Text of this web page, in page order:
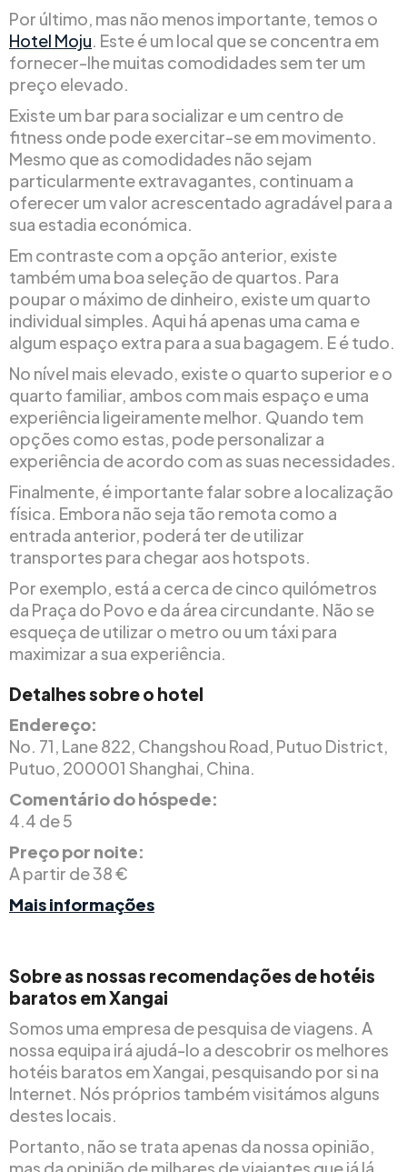
Por último, mas não menos importante, temos o
Hotel Moju. Este é um local que se concentra em
fornecer-lhe muitas comodidades sem ter um
preço elevado.
Existe um bar para socializar e um centro de
fitness onde pode exercitar-se em movimento.
Mesmo que as comodidades não sejam
particularmente extravagantes, continuam a
oferecer um valor acrescentado agradável para a
sua estadia económica.
Em contraste com a opção anterior, existe
também uma boa seleção de quartos. Para
poupar o máximo de dinheiro, existe um quarto
individual simples. Aqui há apenas uma cama e
algum espaço extra para a sua bagagem. E é tudo.
No nível mais elevado, existe o quarto superior e o
quarto familiar, ambos com mais espaço e uma
experiência ligeiramente melhor. Quando tem
opções como estas, pode personalizar a
experiência de acordo com as suas necessidades.
Finalmente, é importante falar sobre a localização
física. Embora não seja tão remota como a
entrada anterior, poderá ter de utilizar
transportes para chegar aos hotspots.
Por exemplo, está a cerca de cinco quilómetros
da Praça do Povo e da área circundante. Não se
esqueça de utilizar o metro ou um táxi para
maximizar a sua experiência.
Detalhes sobre o hotel
Endereço:
No. 71, Lane 822, Changshou Road, Putuo District,
Putuo, 200001 Shanghai, China.
Comentário do hóspede:
4.4 de 5
Preço por noite:
A partir de 38 €
Mais informações
Sobre as nossas recomendações de hotéis
baratos em Xangai
Somos uma empresa de pesquisa de viagens. A
nossa equipa irá ajudá-lo a descobrir os melhores
hotéis baratos em Xangai, pesquisando por si na
Internet. Nós próprios também visitámos alguns
destes locais.
Portanto, não se trata apenas da nossa opinião,